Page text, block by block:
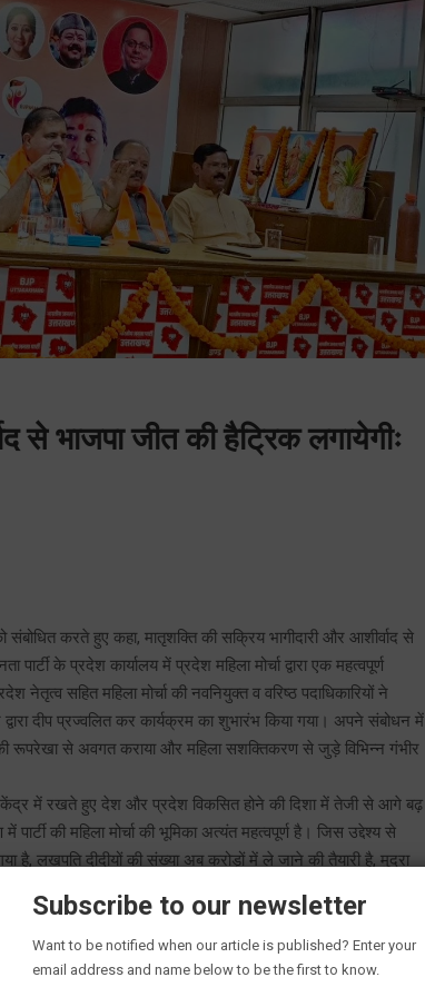
से भाजपा जीत की हैट्रिक लगायेगीः
करते हुए कहा, मातृशक्ति की सक्रिय भागीदारी और आशीर्वाद से
के प्रदेश कार्यालय में प्रदेश महिला मोर्चा द्वारा एक महत्वपूर्ण
सहित महिला मोर्चा की नवनियुक्त व वरिष्ठ पदाधिकारियों ने
दीप प्रज्वलित कर कार्यक्रम का शुभारंभ किया गया। अपने संबोधन में
की रूपरेखा से अवगत कराया और महिला सशक्तिकरण से जुड़े विभिन्न गंभीर
केंद्र में रखते हुए देश और प्रदेश विकसित होने की दिशा में तेजी से आगे बढ़
की महिला मोर्चा की भूमिका अत्यंत महत्वपूर्ण है। जिस उद्देश्य से
लखपति दीदीयों की संख्या अब करोड़ों में ले जाने की तैयारी है, मुद्रा
मिशन और स्वास्थ्य विभाग की योजनाएं महिला केंद्रित हैं, राज्य में
उसके मद्देनजर हमें अपने सेवा भाव और सक्रियता से पहले से अधिक
लगानी है।
पर विशेष बल दिया गया। वक्ताओं ने इस बात को रेखांकित
Subscribe to our newsletter
Want to be notified when our article is published? Enter your
email address and name below to be the first to know.